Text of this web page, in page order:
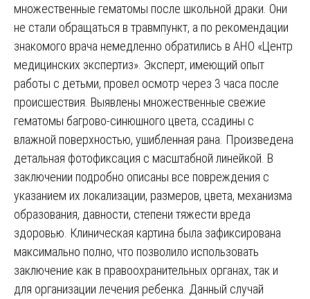
множественные гематомы после школьной драки. Они
не стали обращаться в травмпункт, а по рекомендации
знакомого врача немедленно обратились в АНО «Центр
медицинских экспертиз». Эксперт, имеющий опыт
работы с детьми, провел осмотр через 3 часа после
происшествия. Выявлены множественные свежие
гематомы багрово-синюшного цвета, ссадины с
влажной поверхностью, ушибленная рана. Произведена
детальная фотофиксация с масштабной линейкой. В
заключении подробно описаны все повреждения с
указанием их локализации, размеров, цвета, механизма
образования, давности, степени тяжести вреда
здоровью. Клиническая картина была зафиксирована
максимально полно, что позволило использовать
заключение как в правоохранительных органах, так и
для организации лечения ребенка. Данный случай